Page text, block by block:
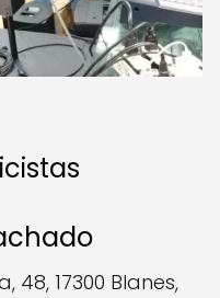
48, 17300 Blanes,